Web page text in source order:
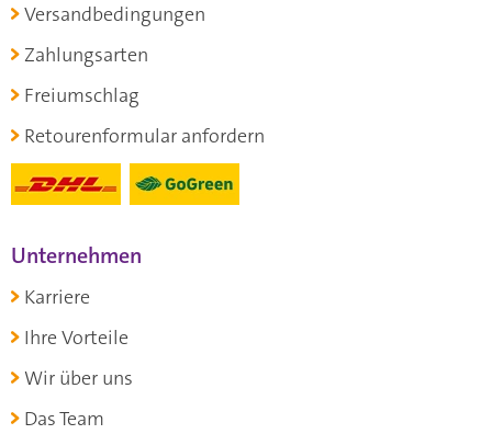
Versandbedingungen
Zahlungsarten
Freiumschlag
Retourenformular anfordern
Unternehmen
Karriere
Ihre Vorteile
Wir über uns
Das Team